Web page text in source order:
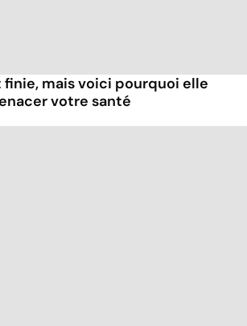
finie, mais voici pourquoi elle
votre santé